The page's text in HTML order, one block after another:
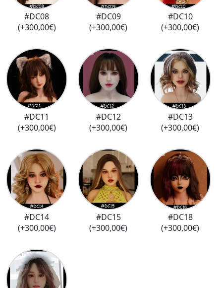
#DC08
(+300,00€)
#DC09
(+300,00€)
#DC10
(+300,00€)
#DC11
(+300,00€)
#DC12
(+300,00€)
#DC13
(+300,00€)
#DC14
(+300,00€)
#DC15
(+300,00€)
#DC18
(+300,00€)